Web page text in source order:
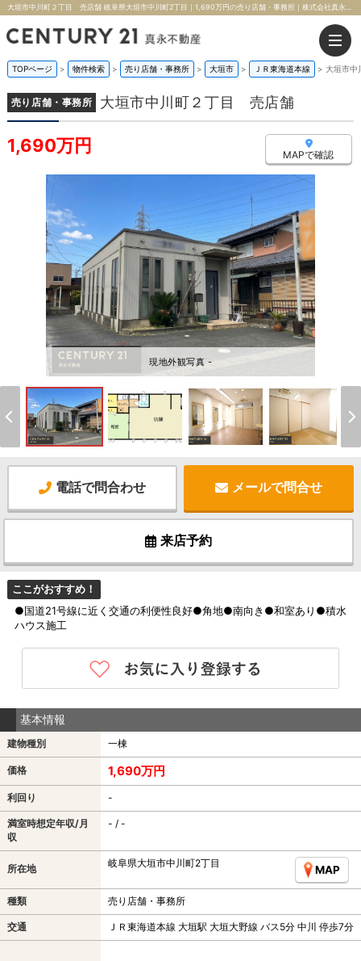
TOPページ > 物件検索 > 売り店舗・事務所 > 大垣市 > ＪＲ東海道本線 > 大垣市
売り店舗・事務所 大垣市中川町２丁目 売店舗
1,690万円 MAPで確認
現地外観写真 -
電話で問合わせ メールで問合せ
来店予約
ここがおすすめ！
●国道21号線に近く交通の利便性良好●角地●南向き●和室あり●積水
ハウス施工
基本情報
建物種別 一棟
価格 1,690万円
利回り -
満室時想定年収/月
収
- / -
所在地 岐阜県大垣市中川町2丁目
MAP
種類 売り店舗・事務所
交通 ＪＲ東海道本線 大垣駅 大垣大野線 バス5分 中川 停歩7分